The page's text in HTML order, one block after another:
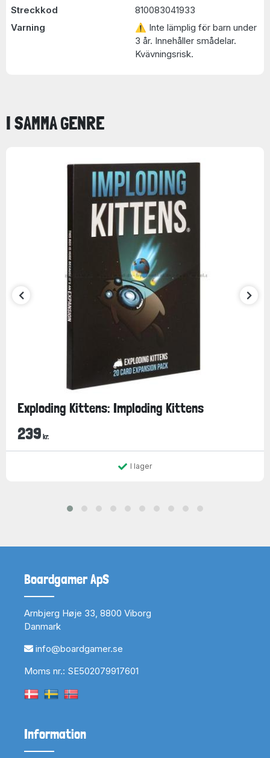
Streckkod
810083041933
Varning
⚠ Inte lämplig för barn under
3 år. Innehåller smådelar.
Kvävningsrisk.
I SAMMA GENRE
Exploding Kittens: Imploding Kittens
239 kr.
I lager
Boardgamer ApS
Arnbjerg Høje 33, 8800 Viborg
Danmark
info@boardgamer.se
Moms nr.: SE502079917601
Information